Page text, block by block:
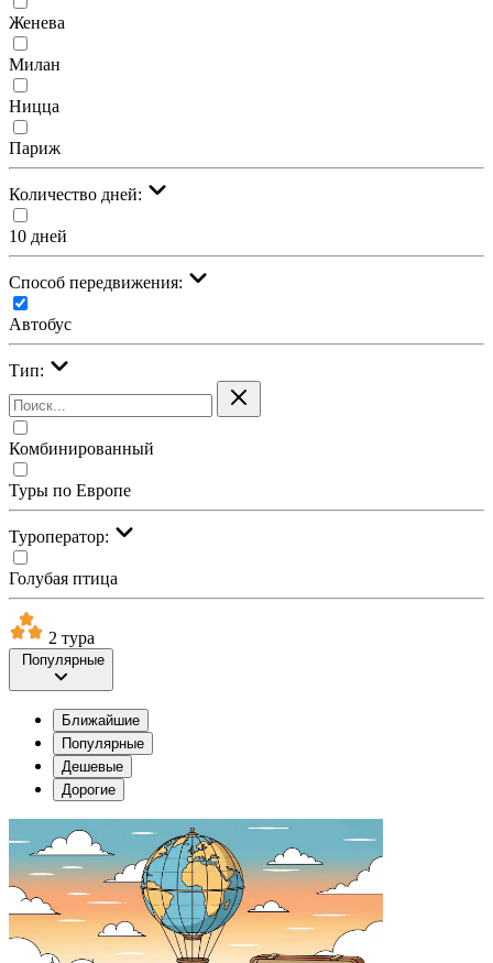
Женева
Милан
Ницца
Париж
Количество дней:
10 дней
Cпособ передвижения:
Автобус
Тип:
Комбинированный
Туры по Европе
Туроператор:
Голубая птица
2 тура
Популярные
Ближайшие
Популярные
Дешевые
Дорогие